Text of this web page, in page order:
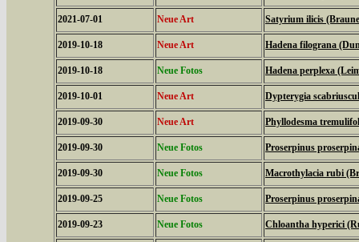
2021-07-01 Neue Art Satyrium ilicis
2019-10-18 Neue Art Hadena filograna
2019-10-18 Neue Fotos Hadena perplexa
2019-10-01 Neue Art Dypterygia
2019-09-30 Neue Art Phyllodesma
2019-09-30 Neue Fotos Proserpinus
2019-09-30 Neue Fotos Macrothylacia rubi
2019-09-25 Neue Fotos Proserpinus
2019-09-23 Neue Fotos Chloantha hyperici